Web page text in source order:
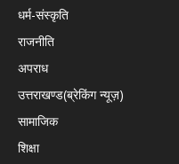
धर्म-संस्कृति
राजनीति
अपराध
उत्तराखण्ड(ब्रेकिंग न्यूज़)
सामाजिक
शिक्षा